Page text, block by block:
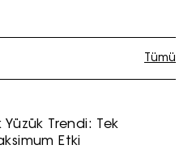
Tümü
Trendi: Tek
Etki